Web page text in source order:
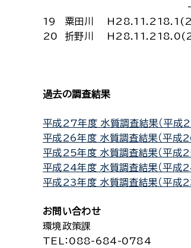
-
19
粟田川 H28.11.21
20
折野川 H28.11.21
過去の調査結果
平成27年度 水質調査結果（平成
平成26年度 水質調査結果（平成
平成25年度 水質調査結果（平成
平成24年度 水質調査結果（平成
平成23年度 水質調査結果（平成
お問い合わせ
環境政策課
TEL
：088-684-0784